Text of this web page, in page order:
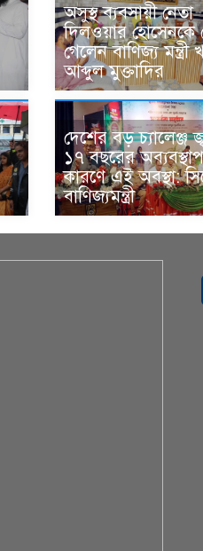
অসুস্থ ব্যবসায়ী নেতা
দিলওয়ার হোসেনকে
গেলেন বাণিজ্য মন্ত্রী
আব্দুল মুক্তাদির
দেশের বড় চ্যালেঞ্জ
১৭ বছরের
কারণে এই অবস্থা:
বাণিজ্যমন্ত্রী